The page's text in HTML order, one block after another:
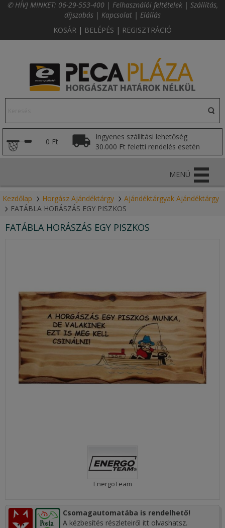
✆ HÍVJ MINKET: 06-29-553-400 | Felhasználói feltételek | Szállítás,
díjszabás | Kapcsolat | Elállás
KOSÁR | BELÉPÉS | REGISZTRÁCIÓ
0 Ft
Ingyenes szállítási lehetőség
30.000 Ft feletti rendelés esetén
MENÜ
Kezdőlap Horgász Ajándéktárgy
Ajándéktárgyak Ajándéktárgy
FATÁBLA HORÁSZÁS EGY PISZKOS
FATÁBLA HORÁSZÁS EGY PISZKOS
EnergoTeam
Csomagautomatába is rendelhető!
A kézbesítés részleteiről itt olvashatsz.